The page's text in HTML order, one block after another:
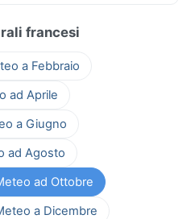
francesi
a Febbraio
ad Aprile
a Giugno
ad Agosto
ad Ottobre
a Dicembre